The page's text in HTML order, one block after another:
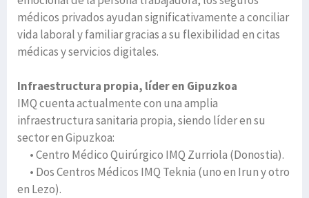
médicos privados ayudan significativamente a conciliar
vida laboral y familiar gracias a su flexibilidad en citas
médicas y servicios digitales.
Infraestructura propia, líder en Gipuzkoa
IMQ cuenta actualmente con una amplia
infraestructura sanitaria propia, siendo líder en su
sector en Gipuzkoa:
• Centro Médico Quirúrgico IMQ Zurriola (Donostia).
• Dos Centros Médicos IMQ Teknia (uno en Irun y otro
en Lezo).